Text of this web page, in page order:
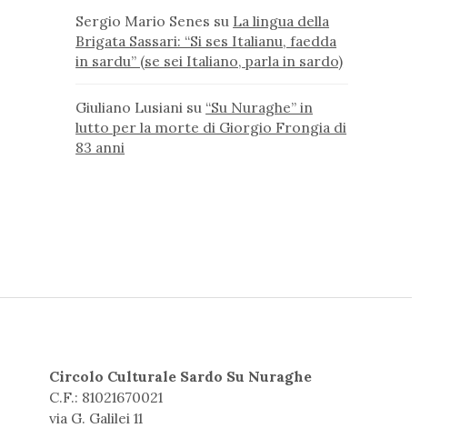
Sergio Mario Senes su La lingua della
Brigata Sassari: “Si ses Italianu, faedda
in sardu” (se sei Italiano, parla in sardo)
Giuliano Lusiani su “Su Nuraghe” in
lutto per la morte di Giorgio Frongia di
83 anni
Circolo Culturale Sardo Su Nuraghe
C.F.: 81021670021
via G. Galilei 11